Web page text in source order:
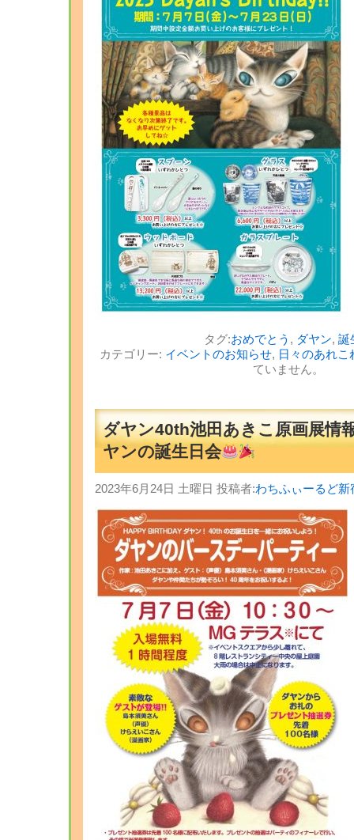
タグ:おめでとう , ダヤン, 誕
カテゴリー: イベントのお知らせ, 日々のあれこ
ていません。
ダヤン40th池田あきこ原画展
ヤンの誕生日会
2023年6月24日 土曜日 投稿者:わちふぃーるど